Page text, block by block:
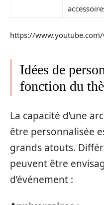
https://www.youtube.com/
Idées de
fonction du
La capacité d’une
être personnalisée
grands atouts.
peuvent être
d’événement :